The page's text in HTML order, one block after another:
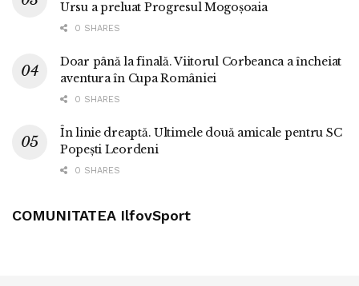
Ursu a preluat Progresul Mogoșoaia
0 SHARES
Doar până la finală. Viitorul Corbeanca a încheiat
aventura în Cupa României
0 SHARES
În linie dreaptă. Ultimele două amicale pentru SC
Popești Leordeni
0 SHARES
COMUNITATEA IlfovSport